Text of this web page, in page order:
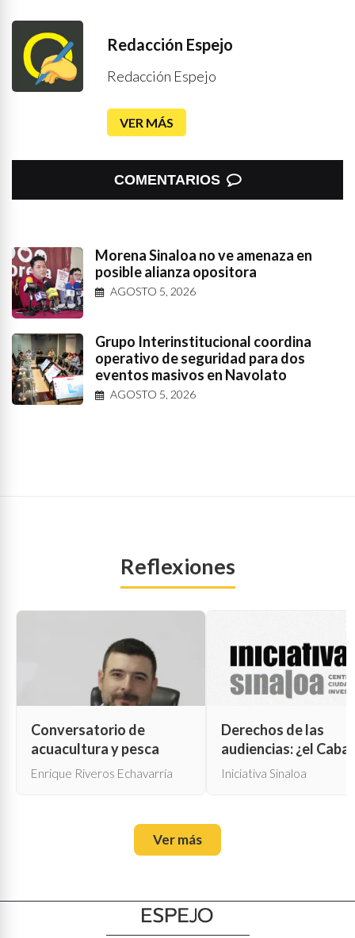
Redacción Espejo
Redacción Espejo
VER MÁS
COMENTARIOS
Morena Sinaloa no ve amenaza en
posible alianza opositora
AGOSTO 5, 2026
Grupo Interinstitucional coordina
operativo de seguridad para dos
eventos masivos en Navolato
AGOSTO 5, 2026
Reflexiones
Conversatorio de
acuacultura y pesca
Enrique Riveros Echavarría
Derechos de las
audiencias: ¿el
de Troya para la
Iniciativa Sinaloa
Ver más